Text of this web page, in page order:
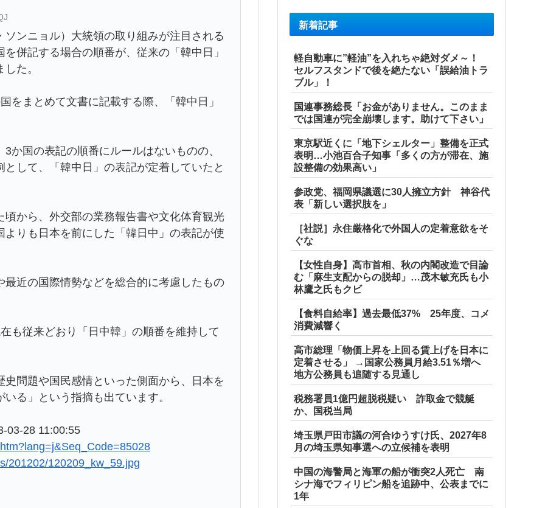
ンニョル）大統領の取り組みが注目される
併記する場合の順番が、従来の「韓中日」
た。
をまとめて文書に記載する際、「韓中日」
か国の表記の順番にルールはないものの、
して、「韓中日」の表記が定着していたと
から、外交部の業務報告書や文化体育観光
りも日本を前にした「韓日中」の表記が使
近の国際情勢などを総合的に考慮したもの
も従来どおり「日中韓」の順番を維持して
問題や国民感情といった側面から、日本を
る」という指摘も出ています。
03-28 11:00:55
201202/120209_kw_59.jpg
新着記事
軽自動車に”軽油”を入れちゃ絶対ダメ～！
セルフスタンドで後を絶たない「誤給油トラ
ブル」！
国連事務総長「お金がありません。このまま
では国連が完全崩壊します。助けて下さい」
東京駅近くに「地下シェルター」整備を正式
表明…小池百合子知事「多くの方が滞在、施
設整備の効果高い」
参政党、福岡県議選に30人擁立方針 神谷代
表「新しい選択肢を」
［社説］永住厳格化で外国人の定着意欲をそ
ぐな
【女性自身】高市首相、秋の内閣改造で目論
む「麻生支配からの脱却」…茂木敏充氏も小
林鷹之氏もクビ
【食料自給率】過去最低37% 25年度、コメ
消費減響く
高市総理「物価上昇を上回る賃上げを日本に
定着させる」 →国家公務員月給3.51％増へ
地方公務員も追随する見通し
税務署員1億円超脱税疑い 詐取金で競艇
か、国税当局
埼玉県戸田市議の河合ゆうすけ氏、2027年8
月の埼玉県知事選への立候補を表明
中国の海警局と海軍の船が衝突2人死亡 南
シナ海でフィリピン船を追跡中、公表までに
1年